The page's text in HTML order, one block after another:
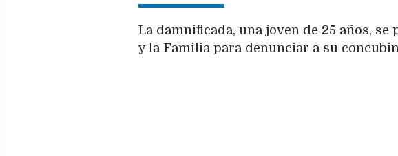
La damnificada, una joven de 25 años, se
y la Familia para denunciar a su